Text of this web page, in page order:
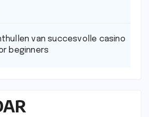
van succesvolle casino
beginners